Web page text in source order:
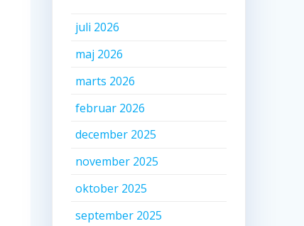
juli 2026
maj 2026
marts 2026
februar 2026
december 2025
november 2025
oktober 2025
september 2025